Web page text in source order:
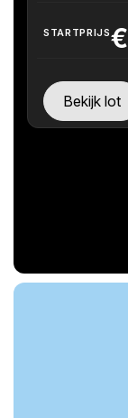
STARTPRIJS€
Bekijk lot